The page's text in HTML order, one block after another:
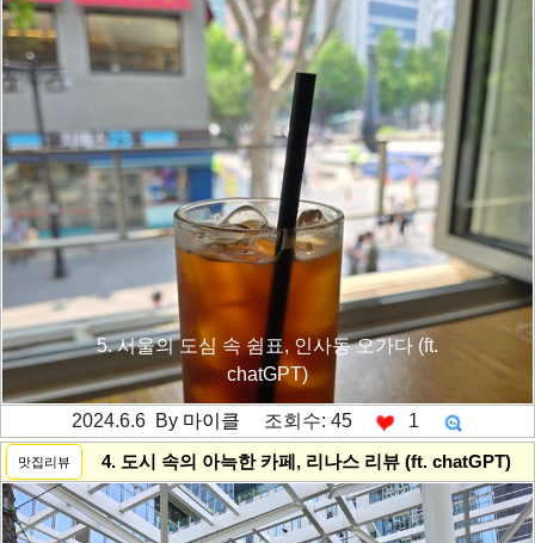
5. 서울의 도심 속 쉼표, 인사동 오가다 (ft.
chatGPT)
2024.6.6 By 마이클 조회수: 45 1
맛집리뷰 4. 도시 속의 아늑한 카페, 리나스 리뷰 (ft. chatGPT)